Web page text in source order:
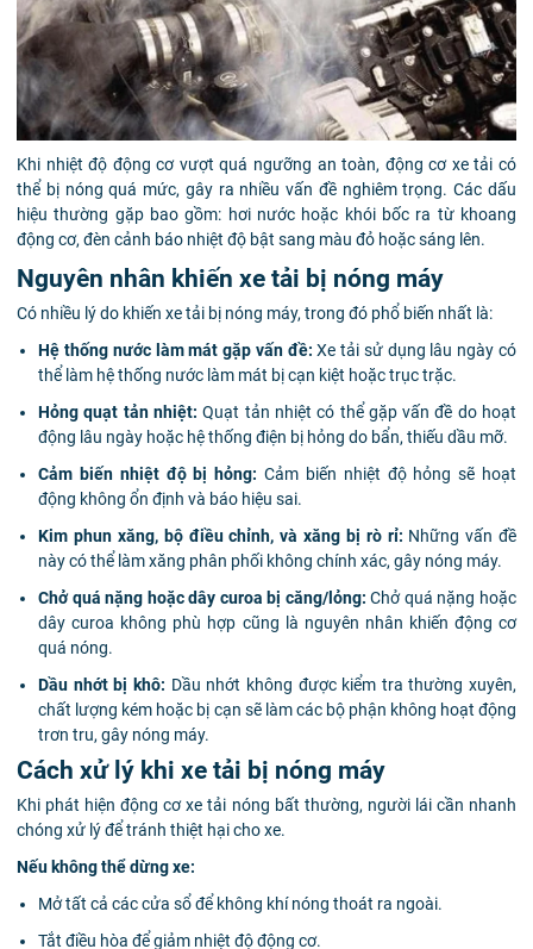
Khi nhiệt độ động cơ vượt quá ngưỡng an toàn, động cơ xe tải có
thể bị nóng quá mức, gây ra nhiều vấn đề nghiêm trọng. Các dấu
hiệu thường gặp bao gồm: hơi nước hoặc khói bốc ra từ khoang
động cơ, đèn cảnh báo nhiệt độ bật sang màu đỏ hoặc sáng lên.
Nguyên nhân khiến xe tải bị nóng máy
Có nhiều lý do khiến xe tải bị nóng máy, trong đó phổ biến nhất là:
Hệ thống nước làm mát gặp vấn đề: Xe tải sử dụng lâu ngày có
thể làm hệ thống nước làm mát bị cạn kiệt hoặc trục trặc.
Hỏng quạt tản nhiệt: Quạt tản nhiệt có thể gặp vấn đề do hoạt
động lâu ngày hoặc hệ thống điện bị hỏng do bẩn, thiếu dầu mỡ.
Cảm biến nhiệt độ bị hỏng: Cảm biến nhiệt độ hỏng sẽ hoạt
động không ổn định và báo hiệu sai.
Kim phun xăng, bộ điều chỉnh, và xăng bị rò rỉ: Những vấn đề
này có thể làm xăng phân phối không chính xác, gây nóng máy.
Chở quá nặng hoặc dây curoa bị căng/lỏng: Chở quá nặng hoặc
dây curoa không phù hợp cũng là nguyên nhân khiến động cơ
quá nóng.
Dầu nhớt bị khô: Dầu nhớt không được kiểm tra thường xuyên,
chất lượng kém hoặc bị cạn sẽ làm các bộ phận không hoạt động
trơn tru, gây nóng máy.
Cách xử lý khi xe tải bị nóng máy
Khi phát hiện động cơ xe tải nóng bất thường, người lái cần nhanh
chóng xử lý để tránh thiệt hại cho xe.
Nếu không thể dừng xe:
Mở tất cả các cửa sổ để không khí nóng thoát ra ngoài.
Tắt điều hòa để giảm nhiệt độ động cơ.